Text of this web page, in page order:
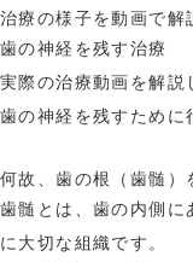
治療の様子を動画で解
歯の神経を残す治療
実際の治療動画を解説
歯の神経を残すために
何故、歯の根（歯髄）
歯髄とは、歯の内側に
に大切な組織です。